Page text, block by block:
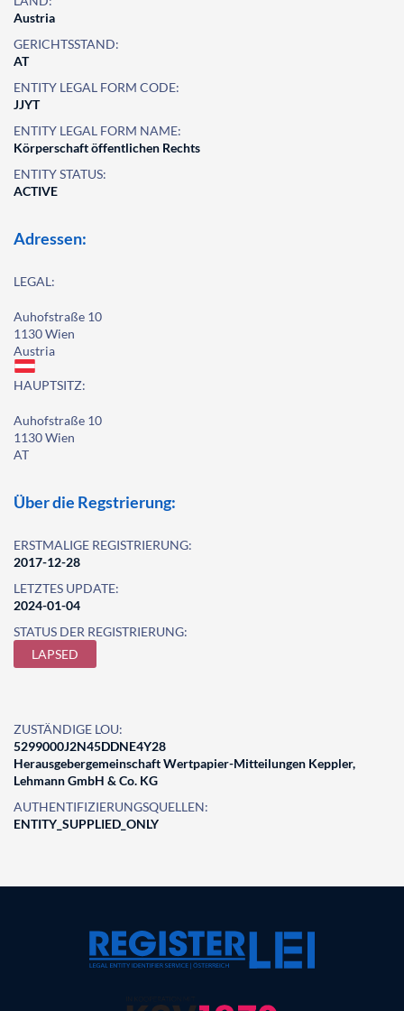
Austria
GERICHTSSTAND:
AT
ENTITY LEGAL FORM CODE:
JJYT
ENTITY LEGAL FORM NAME:
Körperschaft öffentlichen Rechts
ENTITY STATUS:
ACTIVE
Adressen:
LEGAL:
Auhofstraße 10
1130 Wien
Austria
HAUPTSITZ:
Auhofstraße 10
1130 Wien
AT
Über die Regstrierung:
ERSTMALIGE REGISTRIERUNG:
2017-12-28
LETZTES UPDATE:
2024-01-04
STATUS DER REGISTRIERUNG:
LAPSED
ZUSTÄNDIGE LOU:
5299000J2N45DDNE4Y28
Herausgebergemeinschaft Wertpapier-Mitteilungen Keppler,
Lehmann GmbH & Co. KG
AUTHENTIFIZIERUNGSQUELLEN:
ENTITY_SUPPLIED_ONLY